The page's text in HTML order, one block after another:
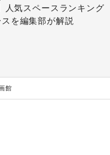
人気スペースランキング
を編集部が解説
館